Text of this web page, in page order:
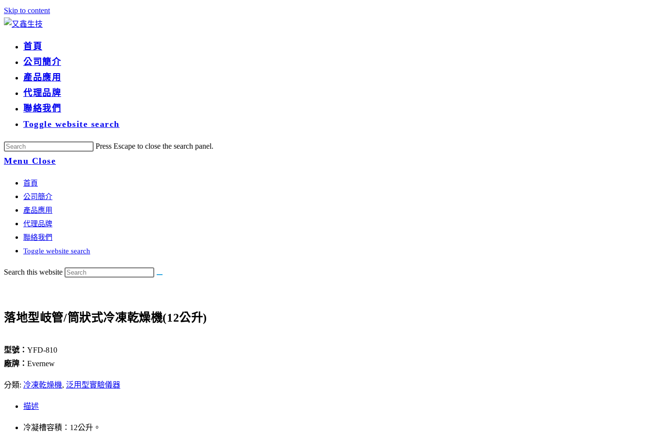
Skip to content
首頁
公司簡介
產品應用
代理品牌
聯絡我們
Toggle website search
Press Escape to close the search panel.
Menu Close
首頁
公司簡介
產品應用
代理品牌
聯絡我們
Toggle website search
Search this website
落地型岐管/筒狀式冷凍乾燥機(12公升)
型號： YFD-810
廠牌： Evernew
分類: 冷凍乾燥機, 泛用型實驗儀器
描述
冷凝槽容積：12公升。